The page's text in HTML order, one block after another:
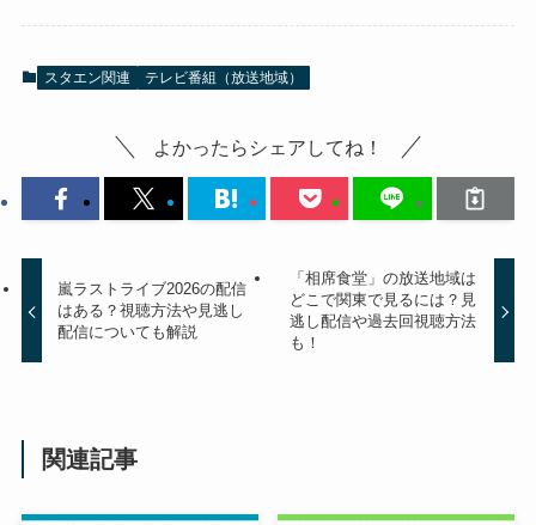
スタエン関連 テレビ番組（放送地域）
よかったらシェアしてね！
嵐ラストライブ2026の配信
はある？視聴方法や見逃し
配信についても解説
「相席食堂」の放送地域は
どこで関東で見るには？見
逃し配信や過去回視聴方法
も！
関連記事